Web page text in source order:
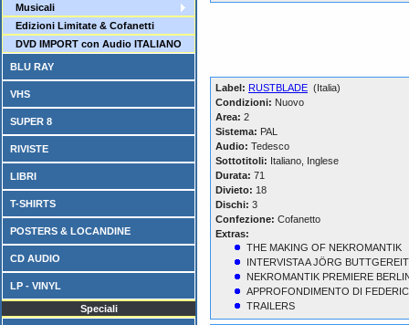
Musicali
Edizioni Limitate & Cofanetti
DVD IMPORT con Audio ITALIANO
BLU RAY
VHS
SUPER 8
RIVISTE
LIBRI
T-SHIRTS
POSTERS & LOCANDINE
CD AUDIO
LP - VINYL
Speciali
Label: RUSTBLADE (Italia)
Condizioni: Nuovo
Area: 2
Sistema: PAL
Audio: Tedesco
Sottotitoli: Italiano, Inglese
Durata: 71
Divieto: 18
Dischi: 3
Confezione: Cofanetto
Extras:
THE MAKING OF NEKROMANTIK
INTERVISTA A JÖRG BUTTGEREIT
NEKROMANTIK PREMIERE
APPROFONDIMENTO DI
TRAILERS